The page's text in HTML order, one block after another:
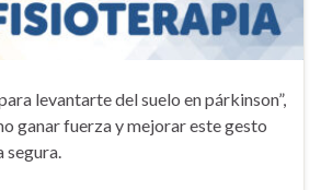
levantarte del suelo en párkinson”,
ganar fuerza y mejorar este gesto
segura.